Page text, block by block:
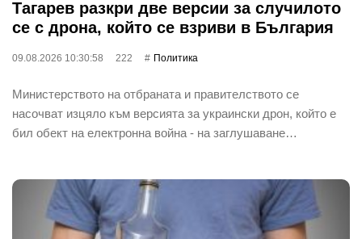
Тагарев разкри две версии за случилото
се с дрона, който се взриви в България
09.08.2026 10:30:58 222 Политика
Министерството на отбраната и правителството се
насочват изцяло към версията за украински дрон, който е
бил обект на електронна война - на заглушаване…